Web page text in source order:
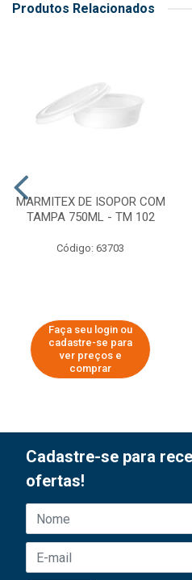
Produtos Relacionados
MARMITEX DE ISOPOR COM
TAMPA 750ML - TM 102
Código: 63703
Faça seu login ou
cadastre-se para
ver preços e
comprar
Cadastre-se para
ofertas!